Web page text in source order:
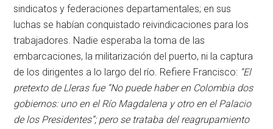
sindicatos y federaciones departamentales; en sus
luchas se habían conquistado reivindicaciones para los
trabajadores. Nadie esperaba la toma de las
embarcaciones, la militarización del puerto, ni la captura
de los dirigentes a lo largo del río. Refiere Francisco: “El
pretexto de Lleras fue “No puede haber en Colombia dos
gobiernos: uno en el Río Magdalena y otro en el Palacio
de los Presidentes”; pero se trataba del reagrupamiento